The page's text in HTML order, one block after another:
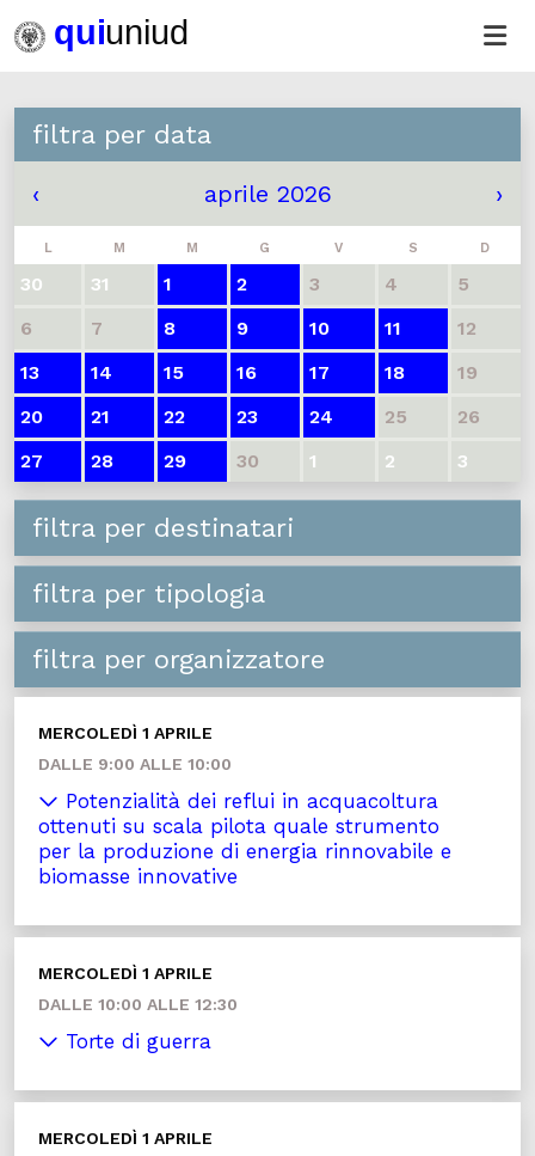
filtra per data
‹ aprile 2026 ›
L M M G V S D
30 31 1 2 3 4
5
6
7 8 9 10 11
12
13
14 15 16 17 18
19
20
21 22 23 24 25
26
27
28 29 30 1 2 3
filtra per destinatari
filtra per tipologia
filtra per organizzatore
MERCOLEDÌ 1 APRILE
DALLE 9:00 ALLE 10:00
Potenzialità dei reflui in acquacoltura
ottenuti su scala pilota quale strumento
per la produzione di energia rinnovabile e
biomasse innovative
MERCOLEDÌ 1 APRILE
DALLE 10:00 ALLE 12:30
Torte di guerra
MERCOLEDÌ 1 APRILE